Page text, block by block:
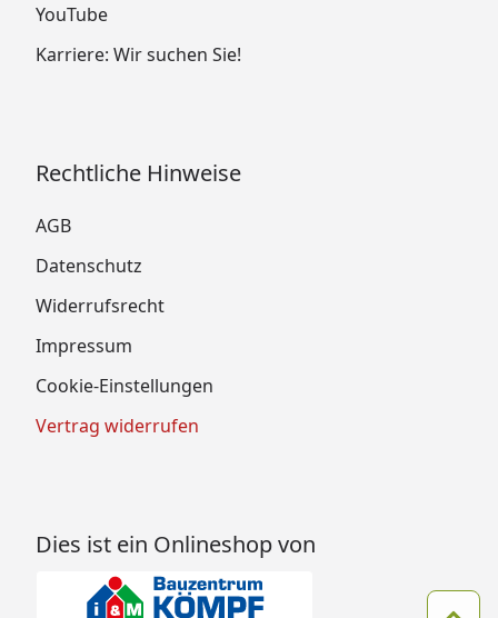
YouTube
Karriere: Wir suchen Sie!
Rechtliche Hinweise
AGB
Datenschutz
Widerrufsrecht
Impressum
Cookie-Einstellungen
Vertrag widerrufen
Dies ist ein Onlineshop von